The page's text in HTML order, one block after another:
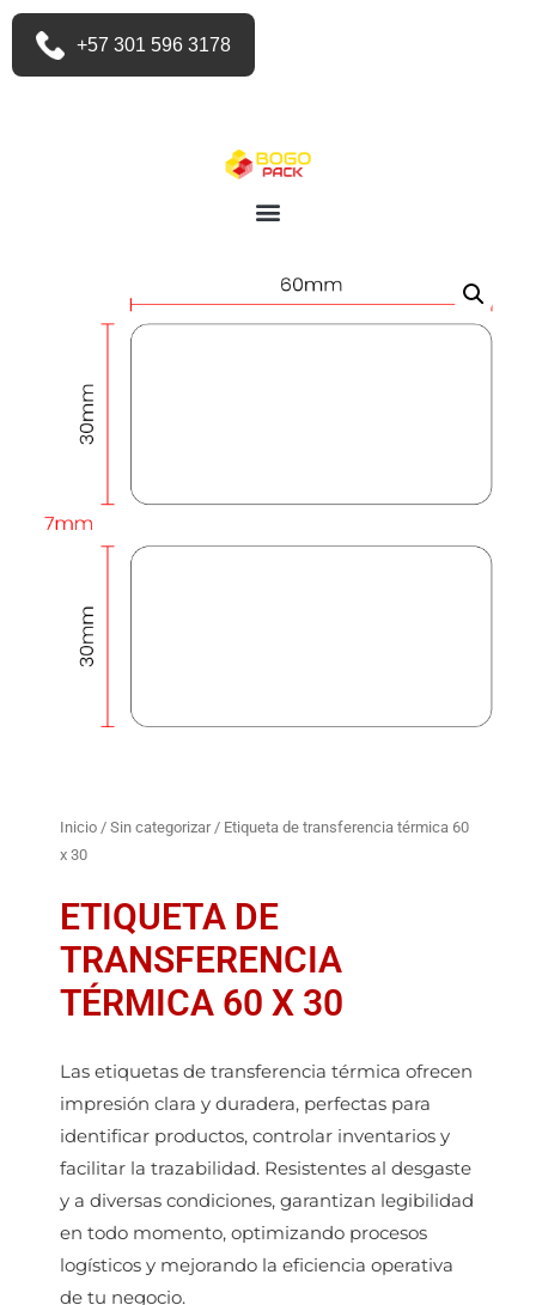
+57 301 596 3178
Inicio / Sin categorizar/ Etiqueta de transferencia térmica 60
x 30
ETIQUETA DE
TRANSFERENCIA
TÉRMICA 60 X 30
Las etiquetas de transferencia térmica ofrecen
impresión clara y duradera, perfectas para
identificar productos, controlar inventarios y
facilitar la trazabilidad. Resistentes al desgaste
y a diversas condiciones, garantizan legibilidad
en todo momento, optimizando procesos
logísticos y mejorando la eficiencia operativa
de tu negocio.